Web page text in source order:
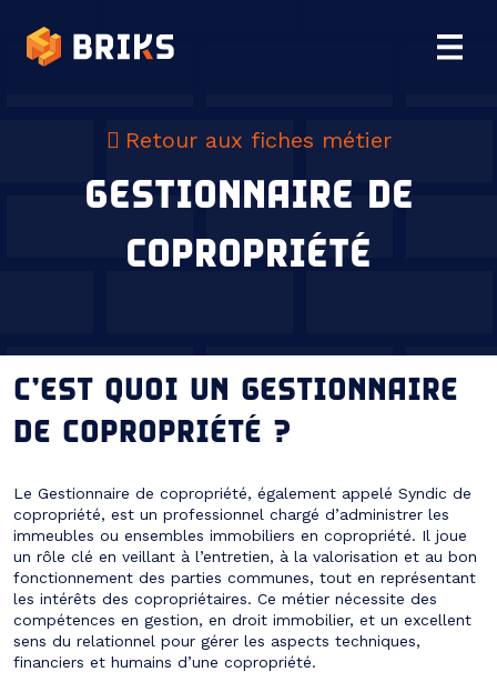
Retour aux fiches métier
GESTIONNAIRE DE
COPROPRIÉTÉ
C’EST QUOI UN GESTIONNAIRE
DE COPROPRIÉTÉ ?
Le Gestionnaire de copropriété, également appelé Syndic de
copropriété, est un professionnel chargé d’administrer les
immeubles ou ensembles immobiliers en copropriété. Il joue
un rôle clé en veillant à l’entretien, à la valorisation et au bon
fonctionnement des parties communes, tout en représentant
les intérêts des copropriétaires. Ce métier nécessite des
compétences en gestion, en droit immobilier, et un excellent
sens du relationnel pour gérer les aspects techniques,
financiers et humains d’une copropriété.